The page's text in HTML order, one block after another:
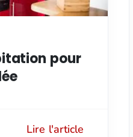
pour
Lire l'article